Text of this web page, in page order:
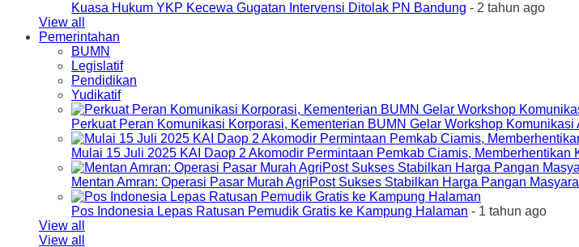
Kuasa Hukum YKP Kecewa Gugatan Intervensi Ditolak PN Bandung - 2 tahun ago
View all
Pemerintahan
BUMN
Legislatif
Pendidikan
Yudikatif
Perkuat Peran Komunikasi Korporasi, Kementerian BUMN Gelar Workshop Komunikasi
Mulai 15 Juli 2025 KAI Daop 2 Akomodir Permintaan Pemkab Ciamis, Memberhentikan
Mentan Amran: Operasi Pasar Murah AgriPost Sukses Stabilkan Harga Pangan
Pos Indonesia Lepas Ratusan Pemudik Gratis ke Kampung Halaman - 1 tahun ago
View all
View all